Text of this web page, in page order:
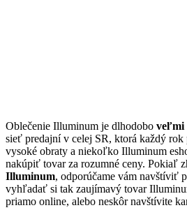
Oblečenie Illuminum je dlhodobo veľmi
sieť predajní v celej SR, ktorá každý rok
vysoké obraty a niekoľko Illuminum
nakúpiť tovar za rozumné ceny. Pokiaľ
Illuminum, odporúčame vám navštíviť
vyhľadať si tak zaujímavý tovar
priamo online, alebo neskôr navštívite